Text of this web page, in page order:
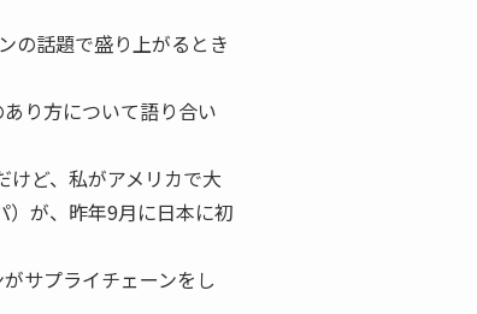
の話題で盛り上がるとき
り方について語り合い
ど、私がアメリカで大
）が、昨年9月に日本に初
サプライチェーンをし